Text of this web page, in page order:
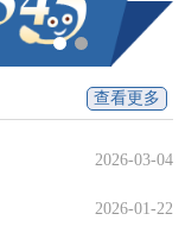
查看更多
2026-03-04
2026-01-22